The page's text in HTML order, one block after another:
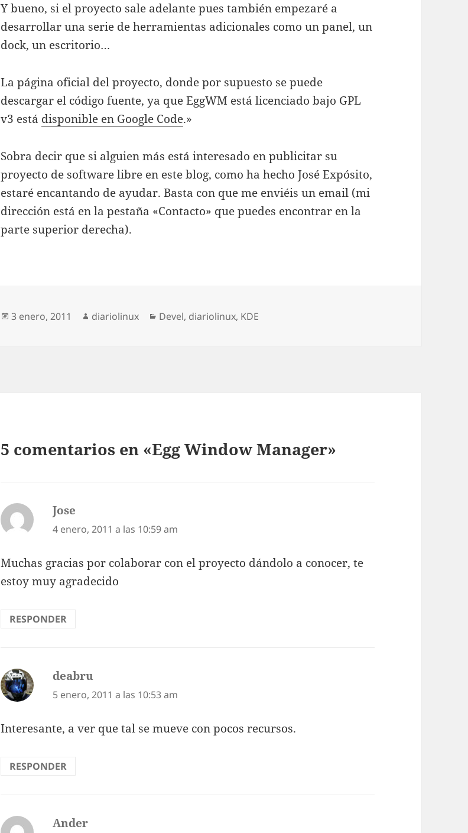
Y bueno, si el proyecto sale adelante pues también empezaré a
desarrollar una serie de herramientas adicionales como un panel, un
dock, un escritorio…
La página oficial del proyecto, donde por supuesto se puede
descargar el código fuente, ya que EggWM está licenciado bajo GPL
v3 está disponible en Google Code.»
Sobra decir que si alguien más está interesado en publicitar su
proyecto de software libre en este blog, como ha hecho José Expósito,
estaré encantando de ayudar. Basta con que me enviéis un email (mi
dirección está en la pestaña «Contacto» que puedes encontrar en la
parte superior derecha).
Publicado
3 enero, 2011 Autor
diariolinux Categorías
Devel, diariolinux, KDE
5 comentarios en «Egg Window Manager»
Jose
4 enero, 2011 a las 10:59 am
Muchas gracias por colaborar con el proyecto dándolo a conocer, te
estoy muy agradecido
RESPONDER
deabru
5 enero, 2011 a las 10:53 am
Interesante, a ver que tal se mueve con pocos recursos.
RESPONDER
Ander